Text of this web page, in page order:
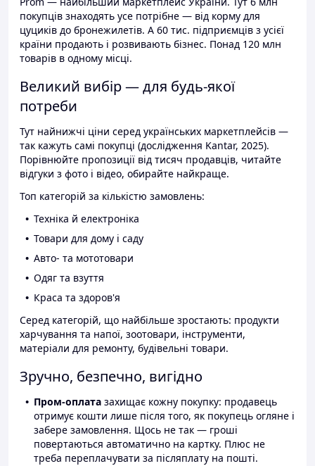
покупців знаходять усе потрібне — від корму для
цуциків до бронежилетів. А 60 тис. підприємців з усієї
країни продають і розвивають бізнес. Понад 120 млн
товарів в одному місці.
Великий вибір — для будь-якої
потреби
Тут найнижчі ціни серед українських маркетплейсів —
так кажуть самі покупці (дослідження Kantar, 2025).
Порівнюйте пропозиції від тисяч продавців, читайте
відгуки з фото і відео, обирайте найкраще.
Топ категорій за кількістю замовлень:
Техніка й електроніка
Товари для дому і саду
Авто- та мототовари
Одяг та взуття
Краса та здоров'я
Серед категорій, що найбільше зростають: продукти
харчування та напої, зоотовари, інструменти,
матеріали для ремонту, будівельні товари.
Зручно, безпечно, вигідно
Пром-оплата захищає кожну покупку: продавець
отримує кошти лише після того, як покупець огляне і
забере замовлення. Щось не так — гроші
повертаються автоматично на картку. Плюс не
треба переплачувати за післяплату на пошті.